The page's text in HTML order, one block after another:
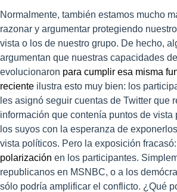
Normalmente, también estamos mucho
razonar y argumentar protegiendo
vista o los de nuestro grupo. De hecho,
argumentan que nuestras capacidades
evolucionaron para cumplir esa misma
reciente ilustra esto muy bien: los
les asignó seguir cuentas de Twitter que
información que contenía puntos de vista
los suyos con la esperanza de
vista políticos. Pero la exposición fracasó:
polarización en los participantes.
republicanos en MSNBC, o a los
sólo podría amplificar el conflicto. ¿Qué